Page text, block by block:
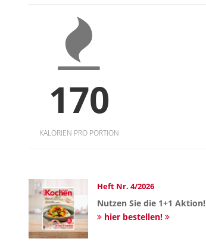
170
KALORIEN PRO PORTION
Heft Nr. 4/2026
Nutzen Sie die 1+1 Aktion!
hier bestellen!